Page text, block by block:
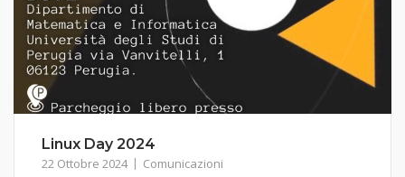
Linux Day 2024
22 Ottobre 2024 Comunicazioni